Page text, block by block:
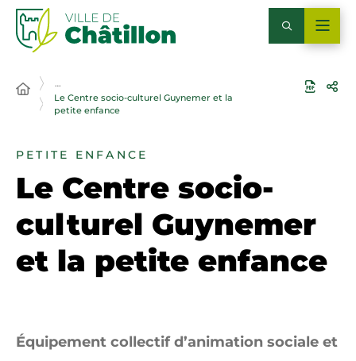
…
Le Centre socio-culturel Guynemer et la
petite enfance
PETITE ENFANCE
Le Centre socio-
culturel Guynemer
et la petite enfance
Équipement collectif d’animation sociale et